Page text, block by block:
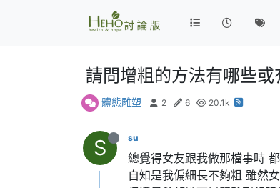
請問增粗的方法有哪些
體態雕塑 2 6 20.1k
S su
總覺得女友跟我做那檔事時
自知是我偏細長不夠粗 雖然